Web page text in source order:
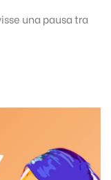
una pausa tra